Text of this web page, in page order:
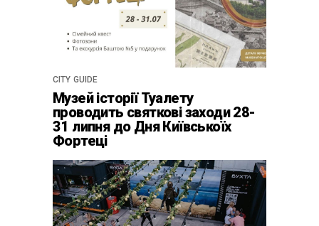
CITY GUIDE
Музей історії Туалету
проводить святкові заходи 28-
31 липня до Дня Київськоїх
Фортеці